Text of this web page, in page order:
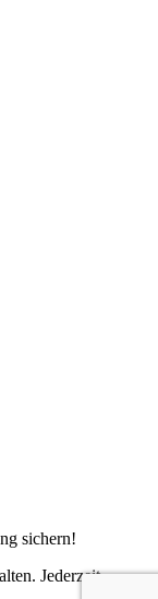
sichern!
Jederzeit